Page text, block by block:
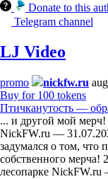
Donate to this
Telegram channel
LJ Video
promo nickfw.ru
Buy for 100 tokens
Птичканутость —
... и другой мой
NickFW.ru —
задумался о том, что
собственного мерча!
лесопарке